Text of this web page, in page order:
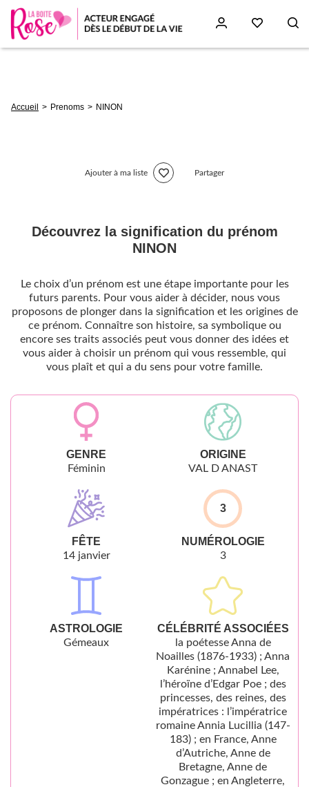
d'Ariane
Accueil Prenoms NINON
Ajouter à ma liste Partager
Découvrez la signification du prénom
NINON
Le choix d’un prénom est une étape importante pour les
futurs parents. Pour vous aider à décider, nous vous
proposons de plonger dans la signification et les origines de
ce prénom. Connaître son histoire, sa symbolique ou
encore ses traits associés peut vous donner des idées et
vous aider à choisir un prénom qui vous ressemble, qui
vous plaît et qui a du sens pour votre famille.
GENRE
Féminin
ORIGINE
VAL D ANAST
FÊTE
14 janvier
3
NUMÉROLOGIE
3
ASTROLOGIE
Gémeaux
CÉLÉBRITÉ ASSOCIÉES
la poétesse Anna de
Noailles (1876-1933) ; Anna
Karénine ; Annabel Lee,
l’héroïne d’Edgar Poe ; des
princesses, des reines, des
impératrices : l’impératrice
romaine Annia Lucillia (147-
183) ; en France, Anne
d’Autriche, Anne de
Bretagne, Anne de
Gonzague ; en Angleterre,